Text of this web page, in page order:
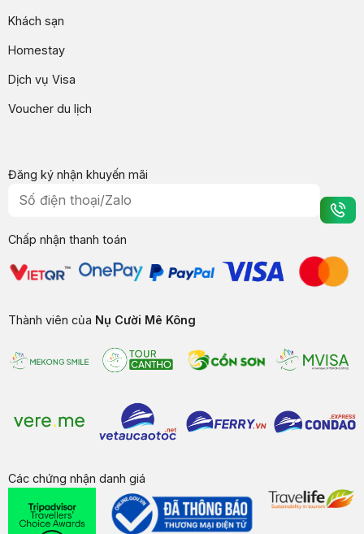
Khách sạn
Homestay
Dịch vụ Visa
Voucher du lịch
Đăng ký nhận khuyến mãi
Chấp nhận thanh toán
Thành viên của Nụ Cười Mê Kông
Các chứng nhận danh giá